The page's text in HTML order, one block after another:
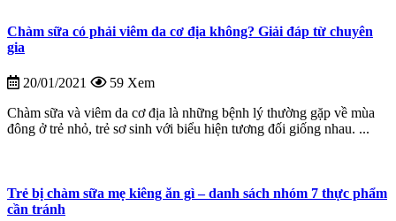
Chàm sữa có phải viêm da cơ địa không? Giải đáp từ chuyên
gia
20/01/2021 59 Xem
Chàm sữa và viêm da cơ địa là những bệnh lý thường gặp về mùa
đông ở trẻ nhỏ, trẻ sơ sinh với biểu hiện tương đối giống nhau. ...
Trẻ bị chàm sữa mẹ kiêng ăn gì – danh sách nhóm 7 thực phẩm
cần tránh